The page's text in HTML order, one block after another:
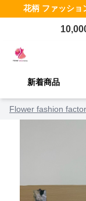
花柄 ファッショ
新着商品
Flower fashion